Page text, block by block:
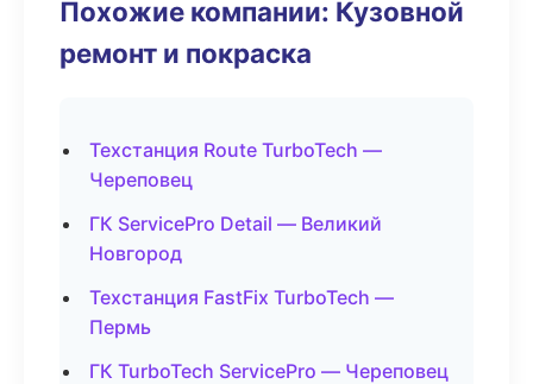
Похожие компании: Кузовной
ремонт и покраска
Техстанция Route TurboTech —
Череповец
ГК ServicePro Detail — Великий
Новгород
Техстанция FastFix TurboTech —
Пермь
ГК TurboTech ServicePro — Череповец